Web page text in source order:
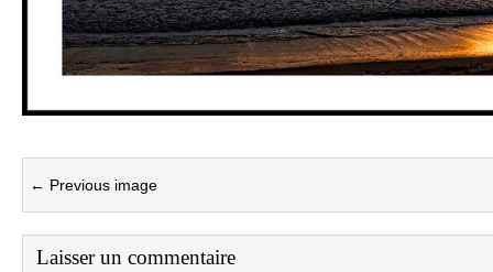
← Previous image
Laisser un commentaire